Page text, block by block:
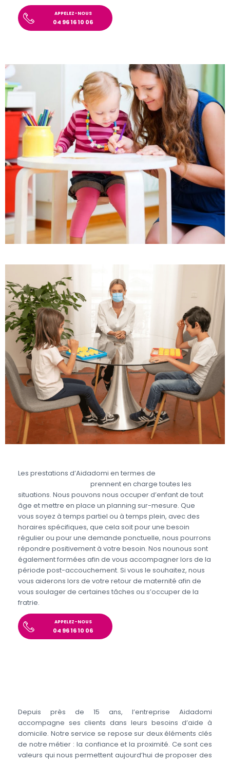
APPELEZ-NOUS
04 96 16 10 06
Les prestations d’Aidadomi en termes de
prennent en charge toutes les
situations. Nous pouvons nous occuper d’enfant de tout
âge et mettre en place un planning sur-mesure. Que
vous soyez à temps partiel ou à temps plein, avec des
horaires spécifiques, que cela soit pour une besoin
régulier ou pour une demande ponctuelle, nous pourrons
répondre positivement à votre besoin. Nos nounous sont
également formées afin de vous accompagner lors de la
période post-accouchement. Si vous le souhaitez, nous
vous aiderons lors de votre retour de maternité afin de
vous soulager de certaines tâches ou s’occuper de la
fratrie.
APPELEZ-NOUS
04 96 16 10 06
Depuis près de 15 ans, l’entreprise Aidadomi
accompagne ses clients dans leurs besoins d’aide à
domicile. Notre service se repose sur deux éléments clés
de notre métier : la confiance et la proximité. Ce sont ces
valeurs qui nous permettent aujourd’hui de proposer des